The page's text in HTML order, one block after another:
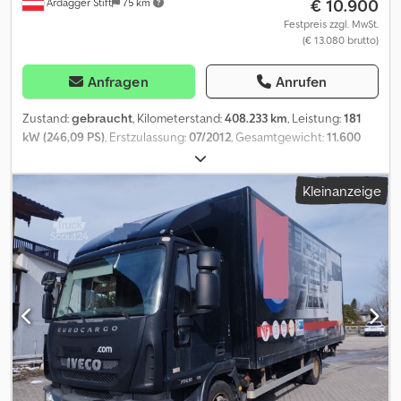
€ 10.900
Festpreis zzgl. MwSt.
(€ 13.080 brutto)
Anfragen Anrufen
Zustand:gebraucht, Kilometerstand:408.233 km, Leistung:181
kW (246,09 PS), Erstzulassung:07/2012, Gesamtgewicht:11.600
2 Achsen
Laderaumlänge:7.200 mm, Laderaumbreite:2.480 mm,
Laderaumhöhe:
, Ausstattung:ABS, Klimaanlage,
Ladebordwand
, Lastkraftwagen Volvo FL-4x2R, Koffer mit
Ladebordwand MBB Palfinger Typ KL, Baujahr 2012, max.
Tragfähigkeit 1.500 kg, Rückfahrkamera, Bereifung ca. 30 - 40 %,
Eigengewicht: 6.565 kg, Radstand: 5.000 mm, L: 7,20 m, B: 2,48 m, H:
2,32 m, österreichische Papiere, FgNr. YV2TN12A7CB6228, Kontakt:
Ivelina Redl (Russisch, Bulgarisch, Serbisch, Englisch, Deutsch)
TelNr. , Irrtum und Zwischenverkauf vorbehalten! ACHTUNG:Unser
Büro ist von 01.08.2026 bis 16.08.2026 wegen Betriebsurlaub
geschlossen. Ab Montag, 17.08.2026 sind wir wieder für Sie
erreichbar! Dcjdpjzg Rw Rsfx Am Hek
Kleinanzeige